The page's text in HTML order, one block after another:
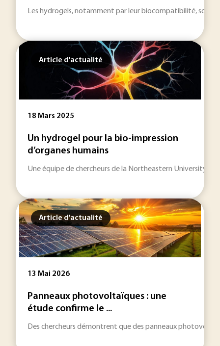
Les hydrogels, notamment par leur biocompatibilité, sont
Article d'actualité
18 Mars 2025
Un hydrogel pour la bio-impression
d’organes humains
Une équipe de chercheurs de la Northeastern University
Article d'actualité
13 Mai 2026
Panneaux photovoltaïques : une
étude confirme le ...
Des chercheurs démontrent que des panneaux